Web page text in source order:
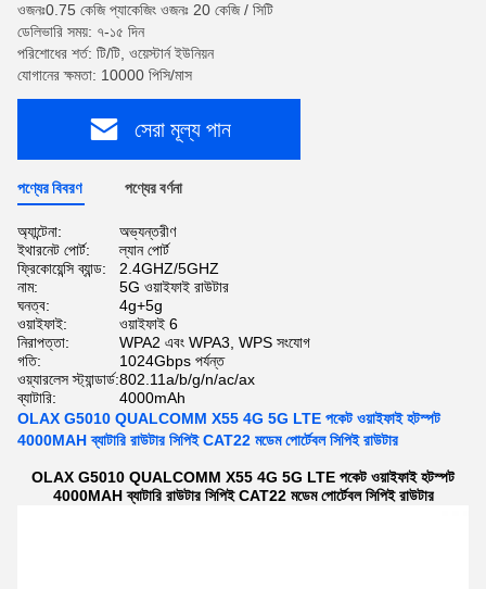
ওজনঃ0.75 কেজি প্যাকেজিং ওজনঃ 20 কেজি / সিটি
ডেলিভারি সময়: ৭-১৫ দিন
পরিশোধের শর্ত: টি/টি, ওয়েস্টার্ন ইউনিয়ন
যোগানের ক্ষমতা: 10000 পিসি/মাস
সেরা মূল্য পান
পণ্যের বিবরণ পণ্যের বর্ণনা
অ্যান্টেনা:
অভ্যন্তরীণ
ইথারনেট পোর্ট:
ল্যান পোর্ট
ফ্রিকোয়েন্সি ব্যান্ড:
2.4GHZ/5GHZ
নাম:
5G ওয়াইফাই রাউটার
ঘনত্ব:
4g+5g
ওয়াইফাই:
ওয়াইফাই 6
নিরাপত্তা:
WPA2 এবং WPA3, WPS সংযোগ
গতি:
1024Gbps পর্যন্ত
ওয়্যারলেস স্ট্যান্ডার্ড:802.11a/b/g/n/ac/ax
ব্যাটারি:
4000mAh
OLAX G5010 QUALCOMM X55 4G 5G LTE পকেট ওয়াইফাই হটস্পট
4000MAH ব্যাটারি রাউটার সিপিই CAT22 মডেম পোর্টেবল সিপিই রাউটার
OLAX G5010 QUALCOMM X55 4G 5G LTE পকেট ওয়াইফাই হটস্পট
4000MAH ব্যাটারি রাউটার সিপিই CAT22 মডেম পোর্টেবল সিপিই রাউটার